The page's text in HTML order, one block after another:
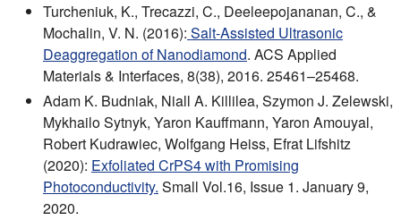
Turcheniuk, K., Trecazzi, C., Deeleepojananan, C., &
Mochalin, V. N. (2016): Salt-Assisted Ultrasonic
Deaggregation of Nanodiamond. ACS Applied
Materials & Interfaces, 8(38), 2016. 25461–25468.
Adam K. Budniak, Niall A. Killilea, Szymon J. Zelewski,
Mykhailo Sytnyk, Yaron Kauffmann, Yaron Amouyal,
Robert Kudrawiec, Wolfgang Heiss, Efrat Lifshitz
(2020): Exfoliated CrPS4 with Promising
Photoconductivity. Small Vol.16, Issue 1. January 9,
2020.